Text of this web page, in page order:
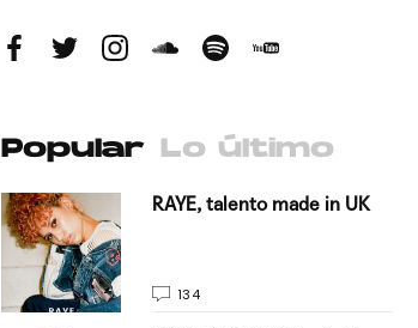
Popular Lo último
RAYE, talento made in UK
134